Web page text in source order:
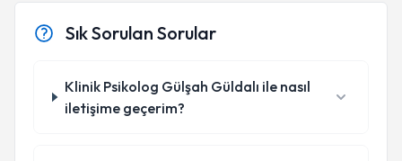
Sık Sorulan Sorular
Klinik Psikolog Gülşah Güldalı ile nasıl
iletişime geçerim?